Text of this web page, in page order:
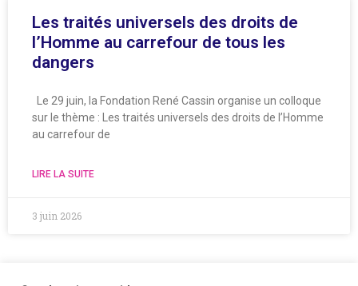
Les traités universels des droits de
l’Homme au carrefour de tous les
dangers
Le 29 juin, la Fondation René Cassin organise un colloque
sur le thème : Les traités universels des droits de l’Homme
au carrefour de
LIRE LA SUITE
3 juin 2026